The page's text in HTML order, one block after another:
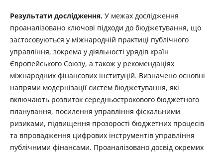
Результати дослідження. У межах дослідження
проаналізовано ключові підходи до бюджетування, що
застосовуються у міжнародній практиці публічного
управління, зокрема у діяльності урядів країн
Європейського Союзу, а також у рекомендаціях
міжнародних фінансових інституцій. Визначено основні
напрями модернізації систем бюджетування, які
включають розвиток середньострокового бюджетного
планування, посилення управління фіскальними
ризиками, підвищення прозорості бюджетних процесів
та впровадження цифрових інструментів управління
публічними фінансами. Проаналізовано досвід окремих